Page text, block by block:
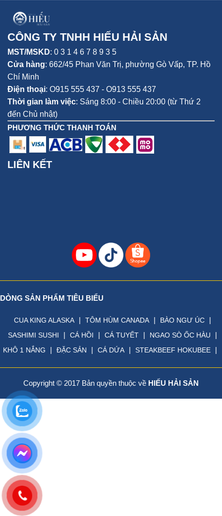
CÔNG TY TNHH HIẾU HẢI SẢN
MST/MSKD: 0 3 1 4 6 7 8 9 3 5
Cửa hàng: 662/45 Phan Văn Trị, phường Gò Vấp, TP. Hồ
Chí Minh
Điện thoại: O915 555 437 - O913 555 437
Thời gian làm việc: Sáng 8:00 - Chiều 20:00 (từ Thứ 2
đến Chủ nhật)
PHƯƠNG THỨC THANH TOÁN
LIÊN KẾT
DÒNG SẢN PHẨM TIÊU BIỂU
CUA KING ALASKA | TÔM HÙM CANADA | BÀO NGƯ ÚC |
SASHIMI SUSHI | CÁ HỒI | CÁ TUYẾT | NGAO SÒ ỐC HÀU |
KHÔ 1 NẮNG | ĐẶC SẢN | CÁ DỨA | STEAKBEEF HOKUBEE |
Copyright © 2017 Bản quyền thuộc về HIẾU HẢI SẢN